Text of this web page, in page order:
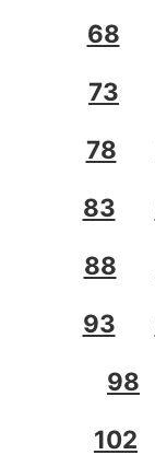
68
73
78
83
88
93
98
102